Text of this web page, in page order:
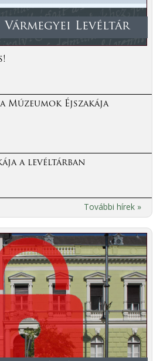
Vármegyei Levéltár
Múzeumok Éjszakája
a levéltárban
További hírek »